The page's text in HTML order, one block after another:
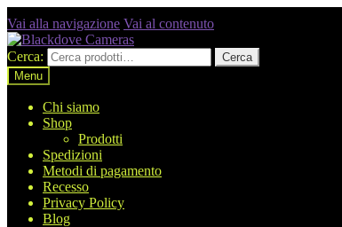
Vai alla navigazione Vai al contenuto
Cerca:
Cerca
Menu
Chi siamo
Shop
Prodotti
Spedizioni
Metodi di pagamento
Recesso
Privacy Policy
Blog